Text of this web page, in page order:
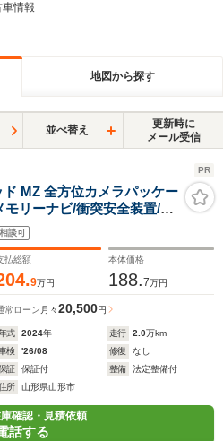
情報
地図から探す
並べ替え
更新時に
メール受信
PR
MZ 全方位カメラパッケー
リーナビ/衝突安全装置/両
ター/マルチアラウンドモ
ム/ドライブレコーダー 社
談可
払総額
9万円
本体価格
188.7万円
常ローン 月々20,500円
式 2024年 走行 2.0万km
検
'26/08 修復
なし
証
保証付 整備
法定整備付
所
山形県山形市
確認・見積依頼
話する